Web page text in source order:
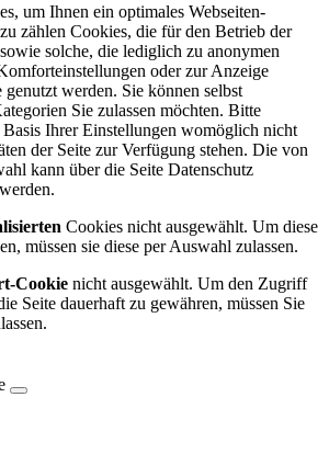
um Ihnen ein optimales Webseiten-
zählen Cookies, die für den Betrieb der
solche, die lediglich zu anonymen
oder zur Anzeige
genutzt werden. Sie können selbst
Sie zulassen möchten. Bitte
Basis Ihrer Einstellungen womöglich nicht
der Seite zur Verfügung stehen. Die von
kann über die Seite Datenschutz
Cookies nicht ausgewählt. Um diese
müssen sie diese per Auswahl zulassen.
Cookie nicht ausgewählt. Um den Zugriff
Seite dauerhaft zu gewähren, müssen Sie